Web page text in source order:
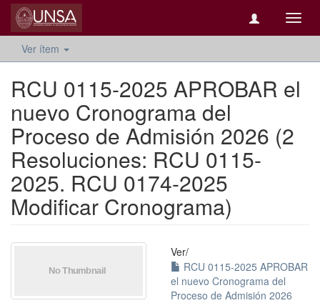
Ver ítem
RCU 0115-2025 APROBAR el
nuevo Cronograma del
Proceso de Admisión 2026 (2
Resoluciones: RCU 0115-
2025. RCU 0174-2025
Modificar Cronograma)
Ver/
RCU 0115-2025 APROBAR
el nuevo Cronograma del
Proceso de Admisión 2026